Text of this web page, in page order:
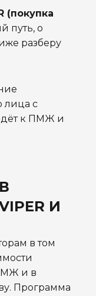
(покупка
путь, о
разберу
лица с
к ПМЖ и
И
в том
и в
Программа